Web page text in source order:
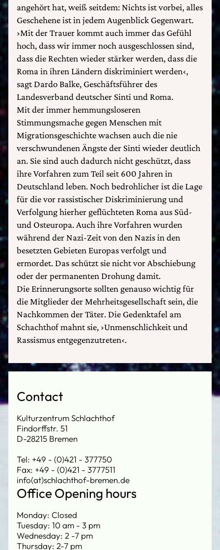
angehört hat, weiß seitdem: Nichts ist vorbei, alles
Geschehene ist in jedem Augenblick Gegenwart.
›Mit der Trauer kommt auch immer das Gefühl
hoch, dass wir immer noch ausgeschlossen sind,
dass die Rechten wieder stärker werden, dass die
Roma in ihren Ländern diskriminiert werden‹,
sagt Dardo Balke, Geschäftsführer des
Landesverband deutscher Sinti und Roma.
Mit der immer hemmungsloseren
Stimmungsmache gegen Menschen mit
Migrationsgeschichte wachsen auch die nie
verschwundenen Ängste der Sinti wieder deutlich
an. Sie sind auch dadurch nicht geschützt, dass
ihre Vorfahren zum Teil seit 600 Jahren in
Deutschland leben. Noch bedrohlicher ist die Lage
für die vor rassistischer Diskriminierung und
Verfolgung hierher geflüchteten Roma aus Süd-
und Osteuropa. Auch ihre Vorfahren wurden
während der Nazi-Zeit von den Nazis in den
besetzten Gebieten Europas verfolgt und
ermordet. Das schützt sie nicht vor Abschiebung
oder der permanenten Drohung damit.
Die Erinnerungsorte sollten genauso wichtig für
die Mitglieder der Mehrheitsgesellschaft sein, die
Nachkommen der Täter. Die Gedenktafel am
Schachthof mahnt sie, ›Unmenschlichkeit und
Rassismus entgegenzutreten‹.
Contact
Kulturzentrum Schlachthof
Findorffstr. 51
D-28215 Bremen
Tel: +49 - (0)421 - 377750
Fax: +49 - (0)421 - 3777511
info(at)schlachthof-bremen.de
Office Opening hours
Monday: Closed
Tuesday: 10 am - 3 pm
Wednesday: 2 -7 pm
Thursday: 2-7 pm